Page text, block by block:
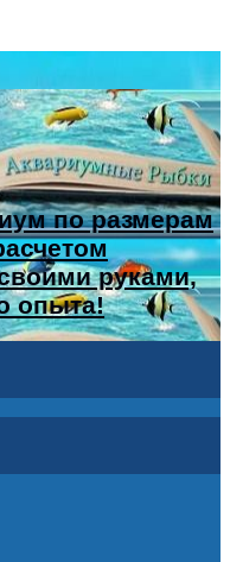
по размерам
руками,
опыта!